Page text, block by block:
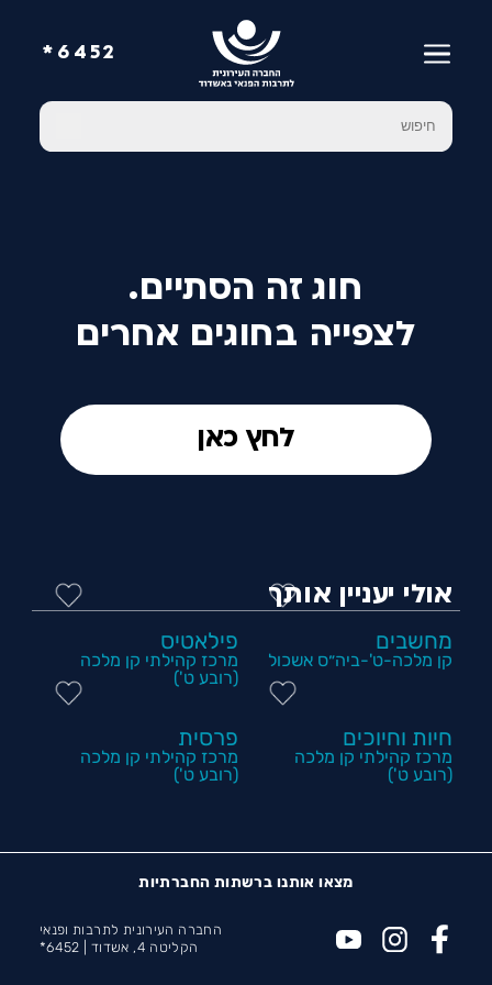
6452*
חוג זה הסתיים.
לצפייה בחוגים אחרים
לחץ כאן
אולי יעניין אותך
מחשבים
קן מלכה-ט'-ביה״ס אשכול
פילאטיס
מרכז קהילתי קן מלכה
(רובע ט')
חיות וחיוכים
מרכז קהילתי קן מלכה
(רובע ט')
פרסית
מרכז קהילתי קן מלכה
(רובע ט')
מצאו אותנו ברשתות החברתיות
החברה העירונית לתרבות ופנאי
הקליטה 4, אשדוד |
6452*